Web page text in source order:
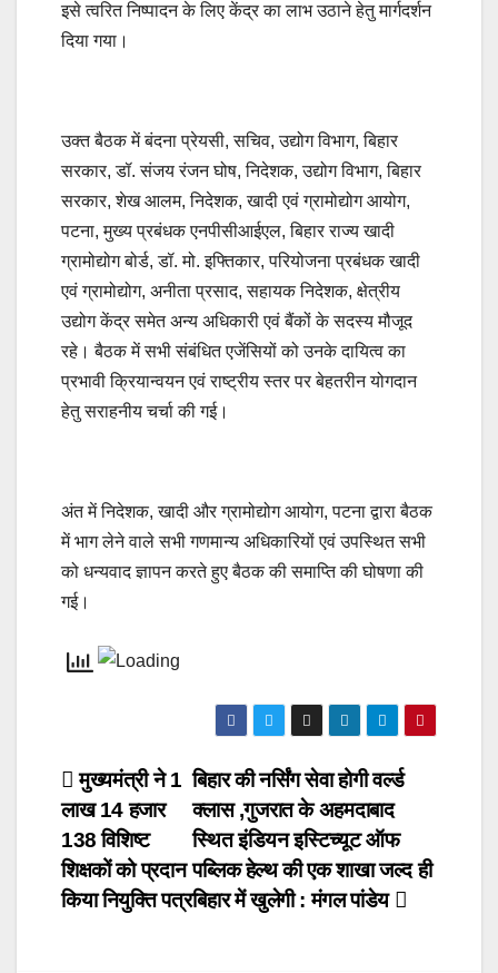
इसे त्वरित निष्पादन के लिए केंद्र का लाभ उठाने हेतु मार्गदर्शन
दिया गया।
उक्त बैठक में बंदना प्रेयसी, सचिव, उद्योग विभाग, बिहार
सरकार, डॉ. संजय रंजन घोष, निदेशक, उद्योग विभाग, बिहार
सरकार, शेख आलम, निदेशक, खादी एवं ग्रामोद्योग आयोग,
पटना, मुख्य प्रबंधक एनपीसीआईएल, बिहार राज्य खादी
ग्रामोद्योग बोर्ड, डॉ. मो. इफ्तिकार, परियोजना प्रबंधक खादी
एवं ग्रामोद्योग, अनीता प्रसाद, सहायक निदेशक, क्षेत्रीय
उद्योग केंद्र समेत अन्य अधिकारी एवं बैंकों के सदस्य मौजूद
रहे। बैठक में सभी संबंधित एजेंसियों को उनके दायित्व का
प्रभावी क्रियान्वयन एवं राष्ट्रीय स्तर पर बेहतरीन योगदान
हेतु सराहनीय चर्चा की गई।
अंत में निदेशक, खादी और ग्रामोद्योग आयोग, पटना द्वारा बैठक
में भाग लेने वाले सभी गणमान्य अधिकारियों एवं उपस्थित सभी
को धन्यवाद ज्ञापन करते हुए बैठक की समाप्ति की घोषणा की
गई।
Post
navigation
बिहार की नर्सिंग सेवा होगी वर्ल्ड
क्लास ,गुजरात के अहमदाबाद
स्थित इंडियन इस्टिच्यूट ऑफ
पब्लिक हेल्थ की एक शाखा जल्द ही
बिहार में खुलेगी : मंगल पांडेय
मुख्यमंत्री ने 1
लाख 14 हजार
138 विशिष्ट
शिक्षकों को प्रदान
किया नियुक्ति पत्र